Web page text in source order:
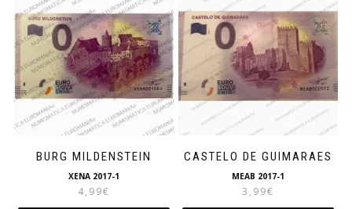
BURG MILDENSTEIN
XENA 2017-1
4,99€
CASTELO DE GUIMARAES
MEAB 2017-1
3,99€